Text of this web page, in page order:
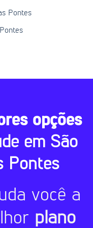
Pontes
opções
em São
Pontes
você a
plano